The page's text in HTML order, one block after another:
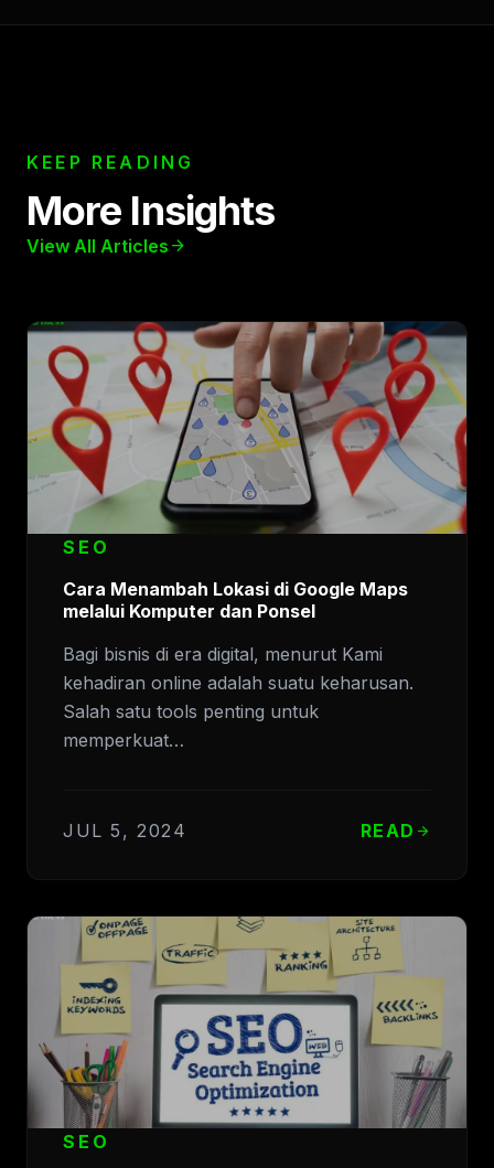
KEEP READING
More Insights
View All Articles arrow_forward
SEO
Cara Menambah Lokasi di Google Maps
melalui Komputer dan Ponsel
Bagi bisnis di era digital, menurut Kami
kehadiran online adalah suatu keharusan.
Salah satu tools penting untuk
memperkuat…
JUL 5, 2024 READ arrow_forward
SEO